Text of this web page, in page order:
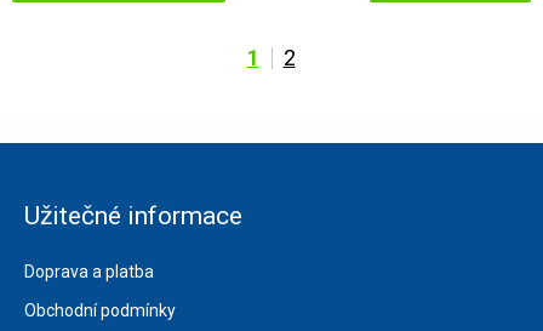
1 2
Užitečné informace
Doprava a platba
Obchodní podmínky